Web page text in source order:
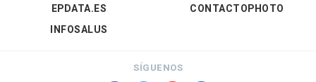
EPDATA.ES
INFOSALUS
CONTACTOPHOTO
SÍGUENOS